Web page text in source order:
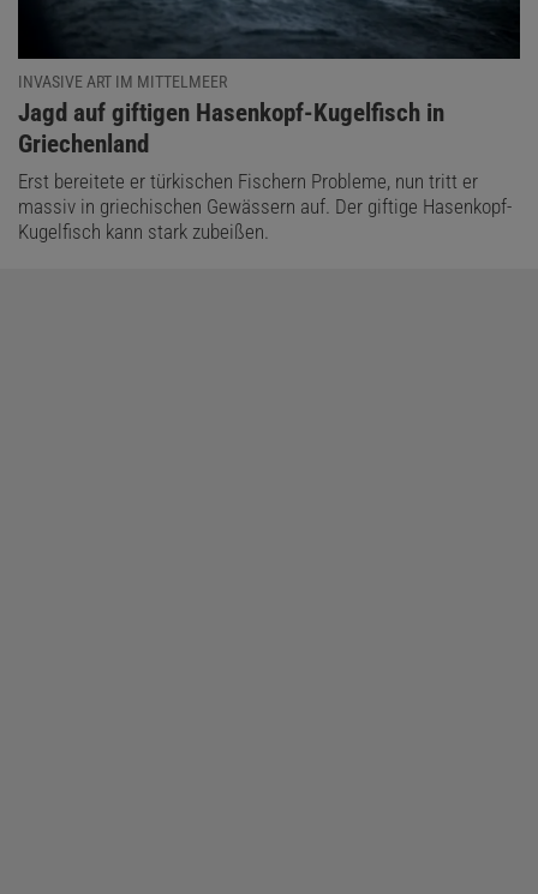
INVASIVE ART IM MITTELMEER
:
Jagd auf giftigen Hasenkopf-Kugelfisch in
Griechenland
Erst bereitete er türkischen Fischern Probleme, nun tritt er
massiv in griechischen Gewässern auf. Der giftige Hasenkopf-
Kugelfisch kann stark zubeißen.